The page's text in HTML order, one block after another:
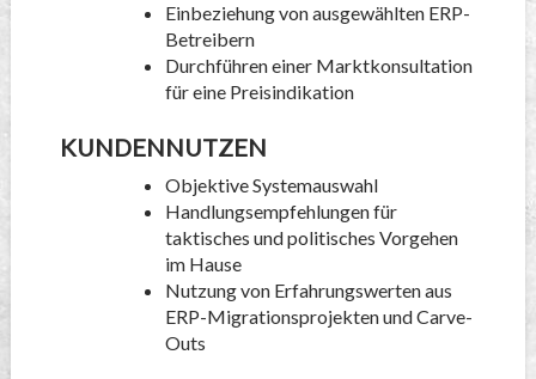
Einbeziehung von ausgewählten ERP-
Betreibern
Durchführen einer Marktkonsultation
für eine Preisindikation
KUNDENNUTZEN
Objektive Systemauswahl
Handlungsempfehlungen für
taktisches und politisches Vorgehen
im Hause
Nutzung von Erfahrungswerten aus
ERP-Migrationsprojekten und Carve-
Outs